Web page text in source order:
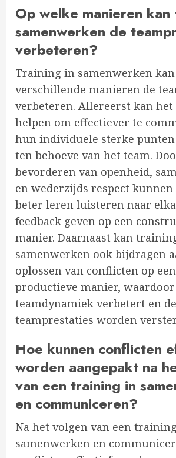
Op welke manieren
samenwerken de
verbeteren?
Training in samenwerken
verschillende manieren de
verbeteren. Allereerst kan het
helpen om effectiever te
hun individuele sterke
ten behoeve van het team.
bevorderen van openheid,
en wederzijds respect
beter leren luisteren naar
feedback geven op een
manier. Daarnaast kan
samenwerken ook bijdragen
oplossen van conflicten op
productieve manier, waardoor
teamdynamiek verbetert en
teamprestaties worden
Hoe kunnen conflicten
worden aangepakt na
van een training in
en communiceren?
Na het volgen van een
samenwerken en